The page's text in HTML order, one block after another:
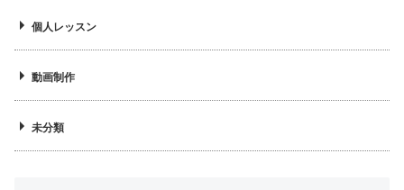
個人レッスン
動画制作
未分類